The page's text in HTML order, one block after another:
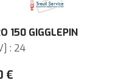
150 GIGGLEPIN
: 24
€